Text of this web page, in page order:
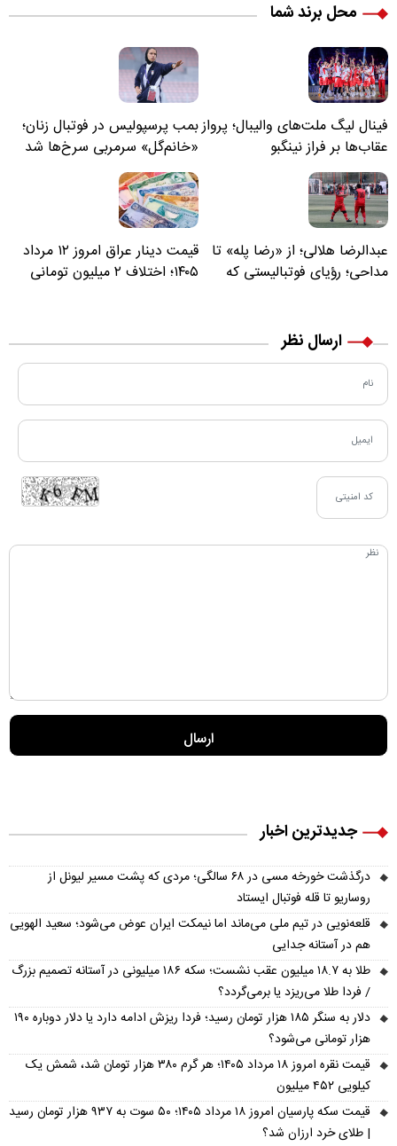
محل برند شما
فینال لیگ ملت‌های والیبال؛ پرواز
عقاب‌ها بر فراز نینگبو
بمب پرسپولیس در فوتبال زنان؛
«خانم‌گل» سرمربی سرخ‌ها شد
عبدالرضا هلالی؛ از «رضا پله» تا
مداحی؛ رؤیای فوتبالیستی که
قیمت دینار عراق امروز ۱۲ مرداد
۱۴۰۵؛ اختلاف ۲ میلیون تومانی
ارسال نظر
جدیدترین اخبار
درگذشت خورخه مسی در ۶۸ سالگی؛ مردی که پشت مسیر لیونل از
روساریو تا قله فوتبال ایستاد
قلعه‌نویی در تیم ملی می‌ماند اما نیمکت ایران عوض می‌شود؛ سعید الهویی
هم در آستانه جدایی
طلا به ۱۸.۷ میلیون عقب نشست؛ سکه ۱۸۶ میلیونی در آستانه تصمیم بزرگ
/ فردا طلا می‌ریزد یا برمی‌گردد؟
دلار به سنگر ۱۸۵ هزار تومان رسید؛ فردا ریزش ادامه دارد یا دلار دوباره ۱۹۰
هزار تومانی می‌شود؟
قیمت نقره امروز ۱۸ مرداد ۱۴۰۵؛ هر گرم ۳۸۰ هزار تومان شد، شمش یک
کیلویی ۴۵۲ میلیون
قیمت سکه پارسیان امروز ۱۸ مرداد ۱۴۰۵؛ ۵۰ سوت به ۹۳۷ هزار تومان رسید
| طلای خرد ارزان شد؟